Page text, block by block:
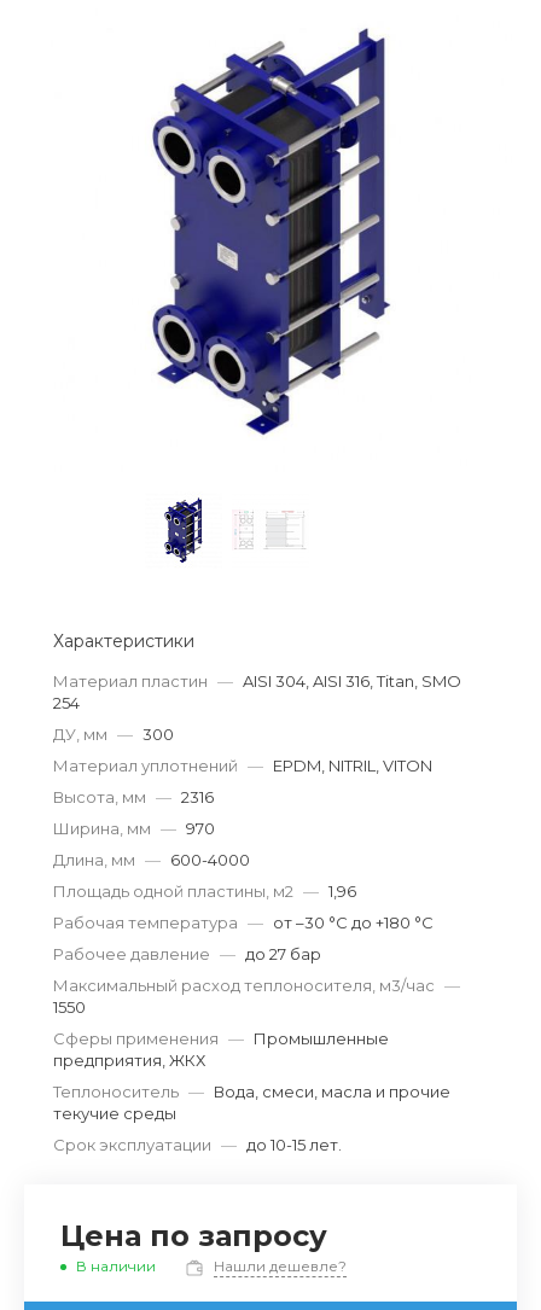
Характеристики
Материал пластин — AISI 304, AISI 316, Titan, SMO
254
ДУ, мм — 300
Материал уплотнений — EPDM, NITRIL, VITON
Высота, мм — 2316
Ширина, мм — 970
Длина, мм — 600-4000
Площадь одной пластины, м2 — 1,96
Рабочая температура — от –30 °С до +180 °С
Рабочее давление — до 27 бар
Максимальный расход теплоносителя, м3/час —
1550
Сферы применения — Промышленные
предприятия, ЖКХ
Теплоноситель — Вода, смеси, масла и прочие
текучие среды
Срок эксплуатации — до 10-15 лет.
Цена по запросу
В наличии Нашли дешевле?